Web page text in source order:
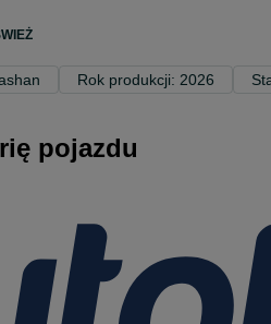
Rok produkcji: 2026
pojazdu